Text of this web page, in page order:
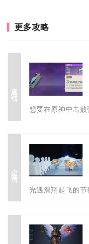
更多攻略
查看详情
查看详情